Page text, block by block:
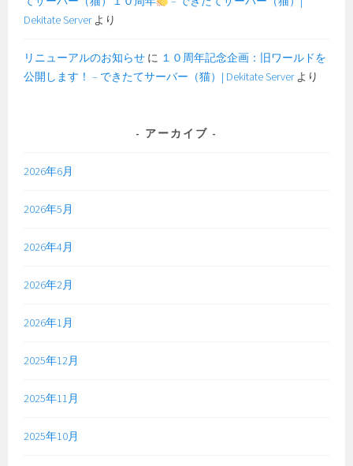
Dekitate Serverより
リニューアルのお知らせ に １０周年記念企画：旧ワールドを
公開します！ – できたてサーバー（猫）| Dekitate Serverより
アーカイブ
2026年6月
2026年5月
2026年4月
2026年2月
2026年1月
2025年12月
2025年11月
2025年10月